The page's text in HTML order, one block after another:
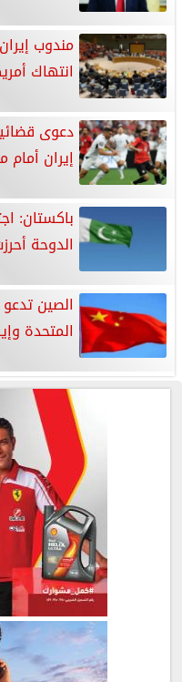
مندوب
انتهاك
دعوى
إيران
باكستان:
الدوحة
الصين
المتحدة